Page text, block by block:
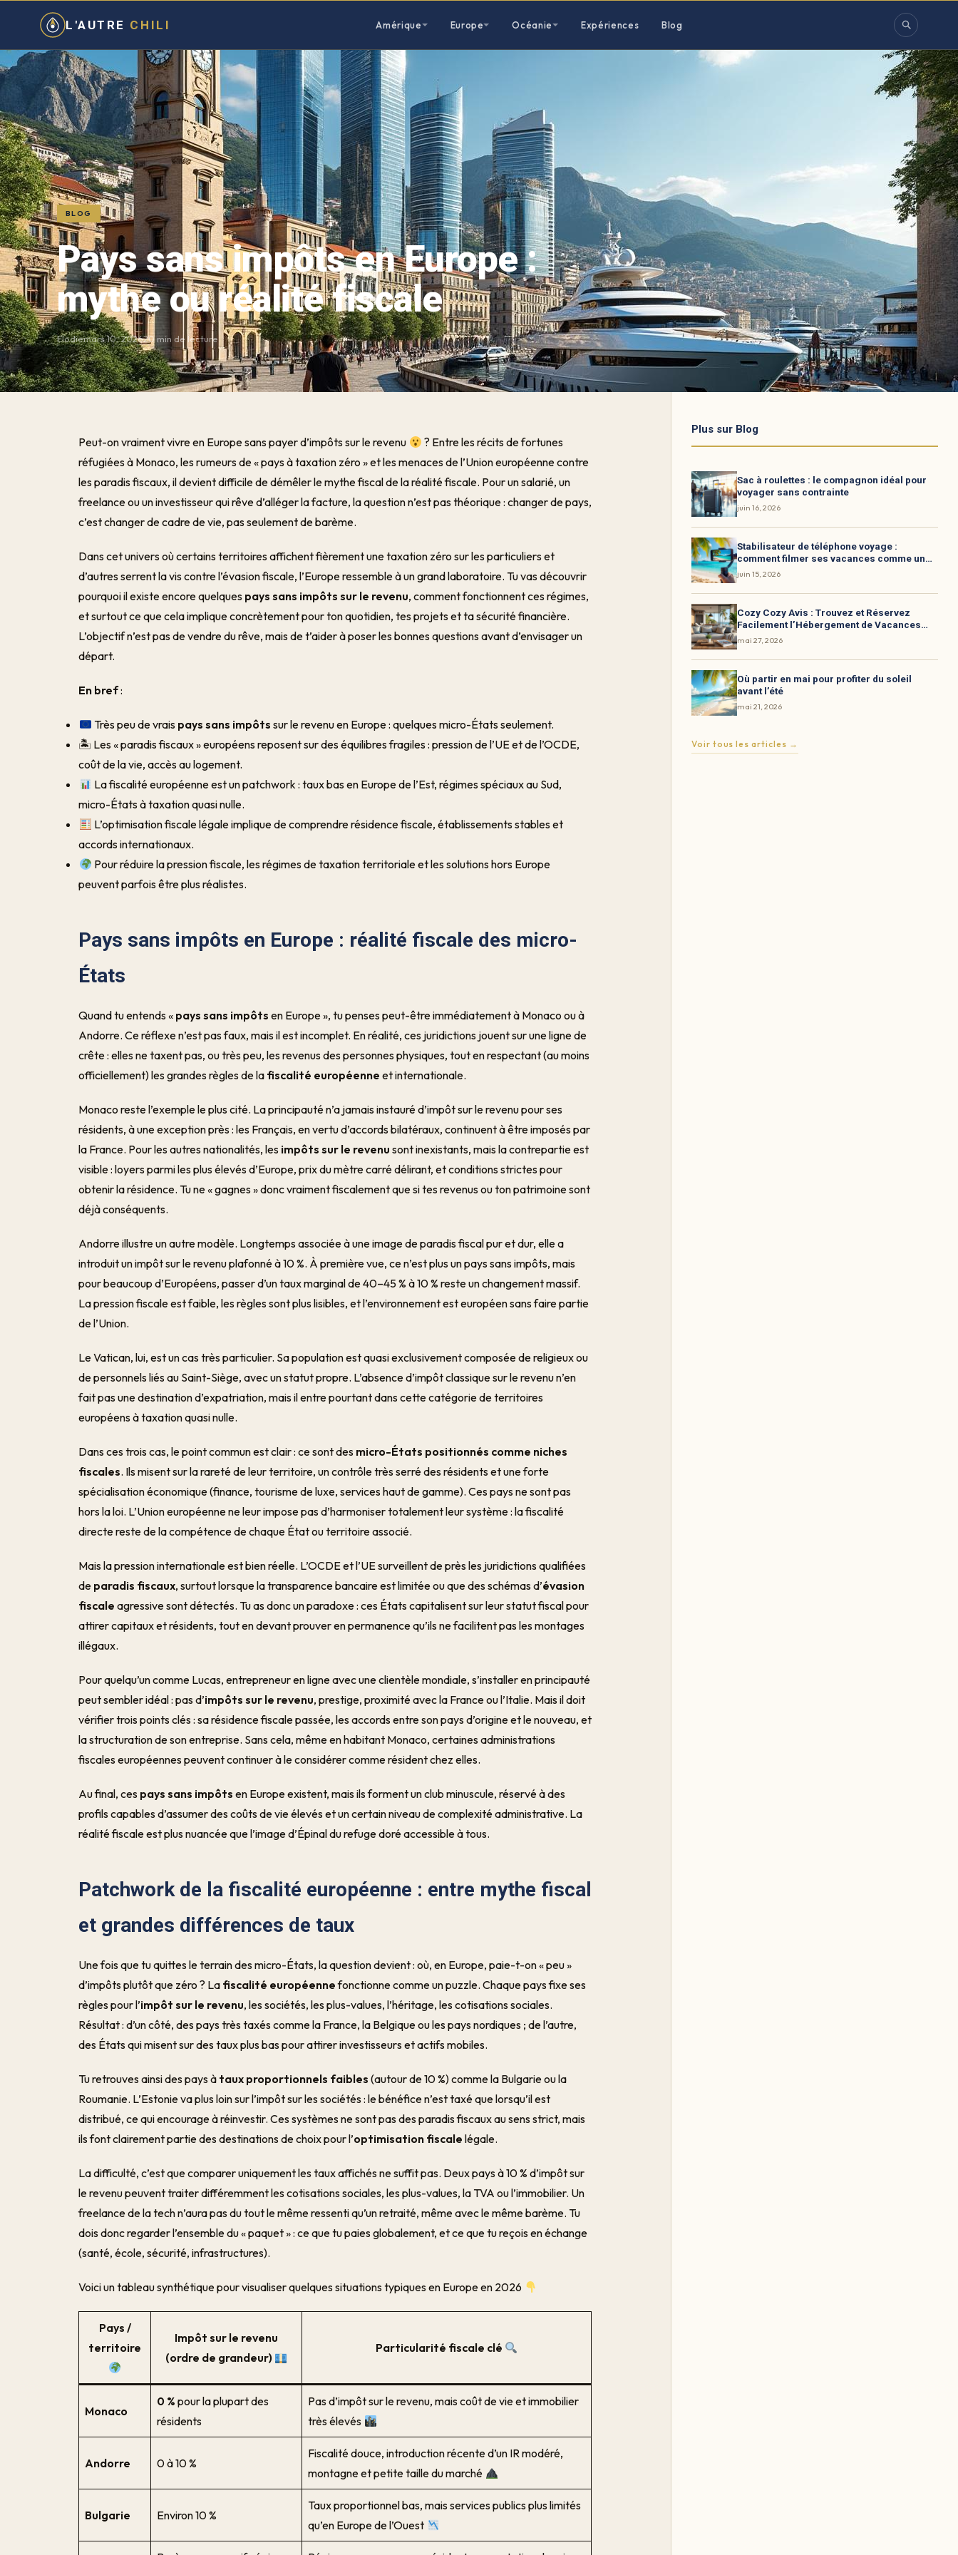
L'AUTRE CHILI Amérique Europe Océanie Expériences Blog
BLOG
Pays sans impôts en Europe :
mythe ou réalité fiscale
Elodiemars 10, 202620 min de lecture
Peut-on vraiment vivre en Europe sans payer d’impôts sur le revenu
? Entre les récits de fortunes
réfugiées à Monaco, les rumeurs de « pays à taxation zéro » et les menaces de l’Union européenne contre
les paradis fiscaux, il devient difficile de démêler le mythe fiscal de la réalité fiscale. Pour un salarié, un
freelance ou un investisseur qui rêve d’alléger la facture, la question n’est pas théorique : changer de pays,
c’est changer de cadre de vie, pas seulement de barème.
Dans cet univers où certains territoires affichent fièrement une taxation zéro sur les particuliers et
d’autres serrent la vis contre l’évasion fiscale, l’Europe ressemble à un grand laboratoire. Tu vas découvrir
pourquoi il existe encore quelques pays sans impôts sur le revenu, comment fonctionnent ces régimes,
et surtout ce que cela implique concrètement pour ton quotidien, tes projets et ta sécurité financière.
L’objectif n’est pas de vendre du rêve, mais de t’aider à poser les bonnes questions avant d’envisager un
départ.
En bref:
Très peu de vrais pays sans impôts sur le revenu en Europe : quelques micro-États seulement.
🏝 Les « paradis fiscaux » européens reposent sur des équilibres fragiles : pression de l’UE et de l’OCDE,
coût de la vie, accès au logement.
La fiscalité européenne est un patchwork : taux bas en Europe de l’Est, régimes spéciaux au Sud,
micro-États à taxation quasi nulle.
L’optimisation fiscale légale implique de comprendre résidence fiscale, établissements stables et
accords internationaux.
Pour réduire la pression fiscale, les régimes de taxation territoriale et les solutions hors Europe
peuvent parfois être plus réalistes.
Pays sans impôts en Europe : réalité fiscale des micro-
États
Quand tu entends « pays sans impôts en Europe », tu penses peut-être immédiatement à Monaco ou à
Andorre. Ce réflexe n’est pas faux, mais il est incomplet. En réalité, ces juridictions jouent sur une ligne de
crête : elles ne taxent pas, ou très peu, les revenus des personnes physiques, tout en respectant (au moins
officiellement) les grandes règles de la fiscalité européenne et internationale.
Monaco reste l’exemple le plus cité. La principauté n’a jamais instauré d’impôt sur le revenu pour ses
résidents, à une exception près : les Français, en vertu d’accords bilatéraux, continuent à être imposés par
la France. Pour les autres nationalités, les impôts sur le revenu sont inexistants, mais la contrepartie est
visible : loyers parmi les plus élevés d’Europe, prix du mètre carré délirant, et conditions strictes pour
obtenir la résidence. Tu ne « gagnes » donc vraiment fiscalement que si tes revenus ou ton patrimoine sont
déjà conséquents.
Andorre illustre un autre modèle. Longtemps associée à une image de paradis fiscal pur et dur, elle a
introduit un impôt sur le revenu plafonné à 10 %. À première vue, ce n’est plus un pays sans impôts, mais
pour beaucoup d’Européens, passer d’un taux marginal de 40–45 % à 10 % reste un changement massif.
La pression fiscale est faible, les règles sont plus lisibles, et l’environnement est européen sans faire partie
de l’Union.
Le Vatican, lui, est un cas très particulier. Sa population est quasi exclusivement composée de religieux ou
de personnels liés au Saint-Siège, avec un statut propre. L’absence d’impôt classique sur le revenu n’en
fait pas une destination d’expatriation, mais il entre pourtant dans cette catégorie de territoires
européens à taxation quasi nulle.
Dans ces trois cas, le point commun est clair : ce sont des micro-États positionnés comme niches
fiscales. Ils misent sur la rareté de leur territoire, un contrôle très serré des résidents et une forte
spécialisation économique (finance, tourisme de luxe, services haut de gamme). Ces pays ne sont pas
hors la loi. L’Union européenne ne leur impose pas d’harmoniser totalement leur système : la fiscalité
directe reste de la compétence de chaque État ou territoire associé.
Mais la pression internationale est bien réelle. L’OCDE et l’UE surveillent de près les juridictions qualifiées
de paradis fiscaux, surtout lorsque la transparence bancaire est limitée ou que des schémas d’évasion
fiscale agressive sont détectés. Tu as donc un paradoxe : ces États capitalisent sur leur statut fiscal pour
attirer capitaux et résidents, tout en devant prouver en permanence qu’ils ne facilitent pas les montages
illégaux.
Pour quelqu’un comme Lucas, entrepreneur en ligne avec une clientèle mondiale, s’installer en principauté
peut sembler idéal : pas d’impôts sur le revenu, prestige, proximité avec la France ou l’Italie. Mais il doit
vérifier trois points clés : sa résidence fiscale passée, les accords entre son pays d’origine et le nouveau, et
la structuration de son entreprise. Sans cela, même en habitant Monaco, certaines administrations
fiscales européennes peuvent continuer à le considérer comme résident chez elles.
Au final, ces pays sans impôts en Europe existent, mais ils forment un club minuscule, réservé à des
profils capables d’assumer des coûts de vie élevés et un certain niveau de complexité administrative. La
réalité fiscale est plus nuancée que l’image d’Épinal du refuge doré accessible à tous.
Patchwork de la fiscalité européenne : entre mythe fiscal
et grandes différences de taux
Une fois que tu quittes le terrain des micro-États, la question devient : où, en Europe, paie-t-on « peu »
d’impôts plutôt que zéro ? La fiscalité européennefonctionne comme un puzzle. Chaque pays fixe ses
règles pour l’impôt sur le revenu, les sociétés, les plus-values, l’héritage, les cotisations sociales.
Résultat : d’un côté, des pays très taxés comme la France, la Belgique ou les pays nordiques ; de l’autre,
des États qui misent sur des taux plus bas pour attirer investisseurs et actifs mobiles.
Tu retrouves ainsi des pays à taux proportionnels faibles (autour de 10 %) comme la Bulgarie ou la
Roumanie. L’Estonie va plus loin sur l’impôt sur les sociétés : le bénéfice n’est taxé que lorsqu’il est
distribué, ce qui encourage à réinvestir. Ces systèmes ne sont pas des paradis fiscaux au sens strict, mais
ils font clairement partie des destinations de choix pour l’optimisation fiscale légale.
La difficulté, c’est que comparer uniquement les taux affichés ne suffit pas. Deux pays à 10 % d’impôt sur
le revenu peuvent traiter différemment les cotisations sociales, les plus-values, la TVA ou l’immobilier. Un
freelance de la tech n’aura pas du tout le même ressenti qu’un retraité, même avec le même barème. Tu
dois donc regarder l’ensemble du « paquet » : ce que tu paies globalement, et ce que tu reçois en échange
(santé, école, sécurité, infrastructures).
Voici un tableau synthétique pour visualiser quelques situations typiques en Europe en 2026
Pays /
territoire
Impôt sur le revenu
(ordre de grandeur)
Particularité fiscale clé
Monaco
0 % pour la plupart des
résidents
Pas d’impôt sur le revenu, mais coût de vie et immobilier
très élevés
Andorre 0 à 10 %
Fiscalité douce, introduction récente d’un IR modéré,
montagne et petite taille du marché
Bulgarie Environ 10 %
Taux proportionnel bas, mais services publics plus limités
qu’en Europe de l’Ouest
Plus sur Blog
Sac à roulettes : le compagnon idéal pour
voyager sans contrainte
juin 16, 2026
Stabilisateur de téléphone voyage :
comment filmer ses vacances comme un
pro
juin 15, 2026
Cozy Cozy Avis : Trouvez et Réservez
Facilement l’Hébergement de Vacances
Idéal !
mai 27, 2026
Où partir en mai pour profiter du soleil
avant l’été
mai 21, 2026
Voir tous les articles →